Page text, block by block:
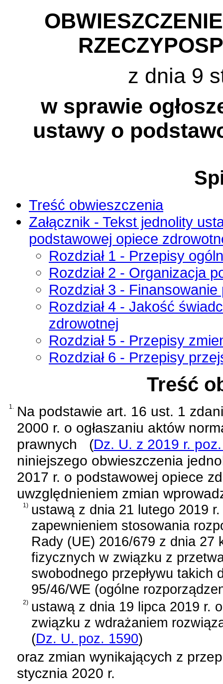
z dnia 9
w sprawie
ustawy o
Treść obwieszczenia
Załącznik - Tekst jednolity
podstawowej opiece
Rozdział 1 - Przepisy
Rozdział 2 - Organizacja
Rozdział 3 -
Rozdział 4 - Jakość
zdrowotnej
Rozdział 5 - Przepisy
Rozdział 6 - Przepisy
Treść
1. Na podstawie art. 16 ust. 1
2000 r. o ogłaszaniu aktów
prawnych
(Dz. U. z 2019 r.
niniejszego obwieszczenia
2017 r. o podstawowej opiece
uwzględnieniem zmian
1) ustawą z dnia 21 lutego 2019
zapewnieniem stosowania
Rady (UE) 2016/679 z dnia 27
fizycznych w związku z
swobodnego przepływu
95/46/WE (ogólne
2) ustawą z dnia 19 lipca 2019 r.
związku z wdrażaniem
(Dz. U. poz. 1590)
oraz zmian wynikających z
stycznia 2020 r.